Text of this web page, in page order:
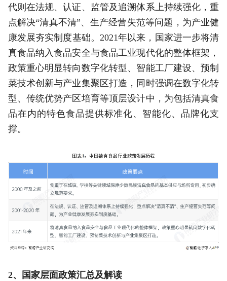
代则在法规、认证、监管及追溯体系上持续强化，重
点解决“清真不清”、生产经营失范等问题，为产业健
康发展夯实制度基础。2021年以来，国家进一步将清
真食品纳入食品安全与食品工业现代化的整体框架，
政策重心明显转向数字化转型、智能工厂建设、预制
菜技术创新与产业集聚区打造，同时强调在数字化转
型、传统优势产区培育等顶层设计中，为包括清真食
品在内的特色食品提供标准化、智能化、品牌化支
撑。
2、国家层面政策汇总及解读